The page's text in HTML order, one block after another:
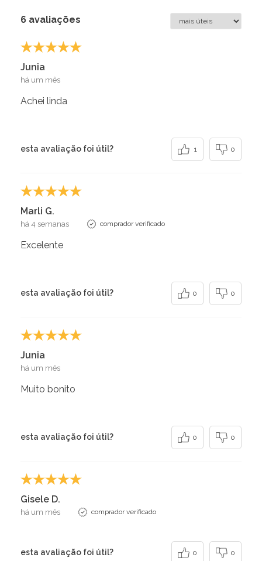
6 avaliações
Junia
há um mês
Achei linda
esta avaliação foi útil? 1 0
Marli G.
há 4 semanas comprador verificado
Excelente
esta avaliação foi útil? 0 0
Junia
há um mês
Muito bonito
esta avaliação foi útil? 0 0
Gisele D.
há um mês comprador verificado
esta avaliação foi útil? 0 0